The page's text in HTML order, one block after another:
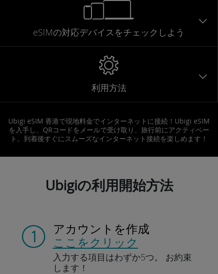
eSIMの対応デバイスをチェックしよう
利用方法
Ubigi eSIM 香港で現地料金でインターネットに接続！Ubigi eSIM
を入手し、QRコードをメールで受け取り、旅行前にアクティベー
ト。到着後すぐにスムーズなインターネット接続を楽しめます！
Ubigiの利用開始方法
アカウントを作成
ここをクリック
入力する項目はわずか5つ。
お約束
します！